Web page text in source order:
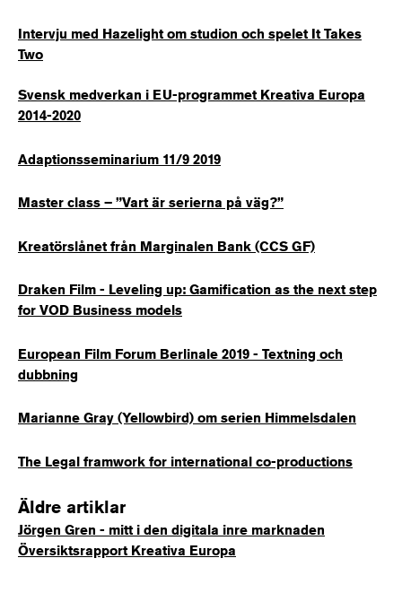
Intervju med Hazelight om studion och spelet It Takes
Two
Svensk medverkan i EU-programmet Kreativa Europa
2014-2020
Adaptionsseminarium 11/9 2019
Master class – ”Vart är serierna på väg?”
Kreatörslånet från Marginalen Bank (CCS GF)
Draken Film - Leveling up: Gamification as the next step
for VOD Business models
European Film Forum Berlinale 2019 - Textning och
dubbning
Marianne Gray (Yellowbird) om serien Himmelsdalen
The Legal framwork for international co-productions
Äldre artiklar
Jörgen Gren - mitt i den digitala inre marknaden
Översiktsrapport Kreativa Europa